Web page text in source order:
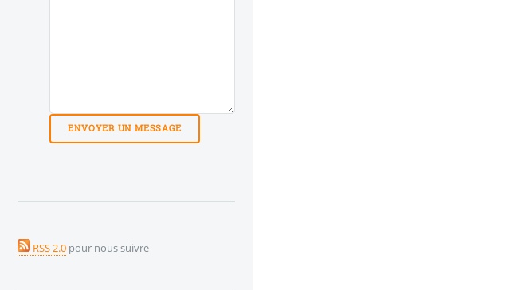
RSS 2.0 pour nous suivre